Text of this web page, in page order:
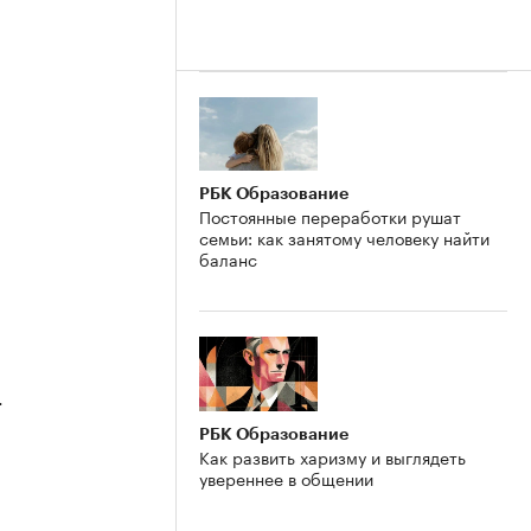
РБК Образование
Постоянные переработки рушат
семьи: как занятому человеку найти
баланс
РБК Образование
Как развить харизму и выглядеть
увереннее в общении